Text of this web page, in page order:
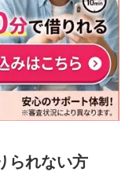
られない方